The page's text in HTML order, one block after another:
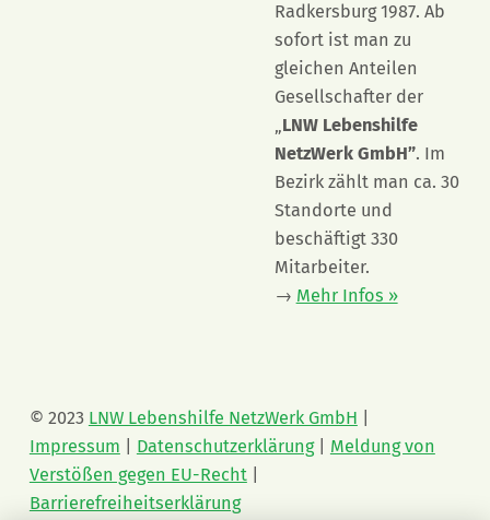
Radkersburg 1987. Ab
sofort ist man zu
gleichen Anteilen
Gesellschafter der
„LNW Lebenshilfe
NetzWerk GmbH”. Im
Bezirk zählt man ca. 30
Standorte und
beschäftigt 330
Mitarbeiter.
→ Mehr Infos »
© 2023 LNW Lebenshilfe NetzWerk GmbH
Impressum
Datenschutzerklärung
Meldung von
Verstößen gegen EU-Recht|
Barrierefreiheitserklärung